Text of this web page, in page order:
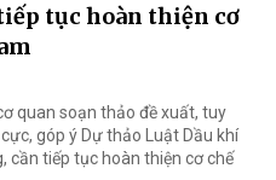
tục hoàn thiện cơ
quan soạn thảo đề xuất, tuy
góp ý Dự thảo Luật Dầu khí
cần tiếp tục hoàn thiện cơ chế